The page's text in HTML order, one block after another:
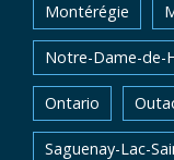
Montérégie
Notre-Dame-de-
Ontario
Saguenay-Lac-